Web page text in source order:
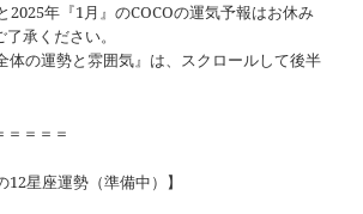
2025年『1月』のCOCOの運気予報はお休み
承ください。
体の運勢と雰囲気』は、スクロールして後半
＝＝＝＝
星座運勢（準備中）】